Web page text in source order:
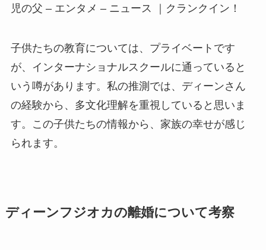
児の父 – エンタメ – ニュース ｜クランクイン！
子供たちの教育については、プライベートです
が、インターナショナルスクールに通っていると
いう噂があります。私の推測では、ディーンさん
の経験から、多文化理解を重視していると思いま
す。この子供たちの情報から、家族の幸せが感じ
られます。
ディーンフジオカの離婚について考察